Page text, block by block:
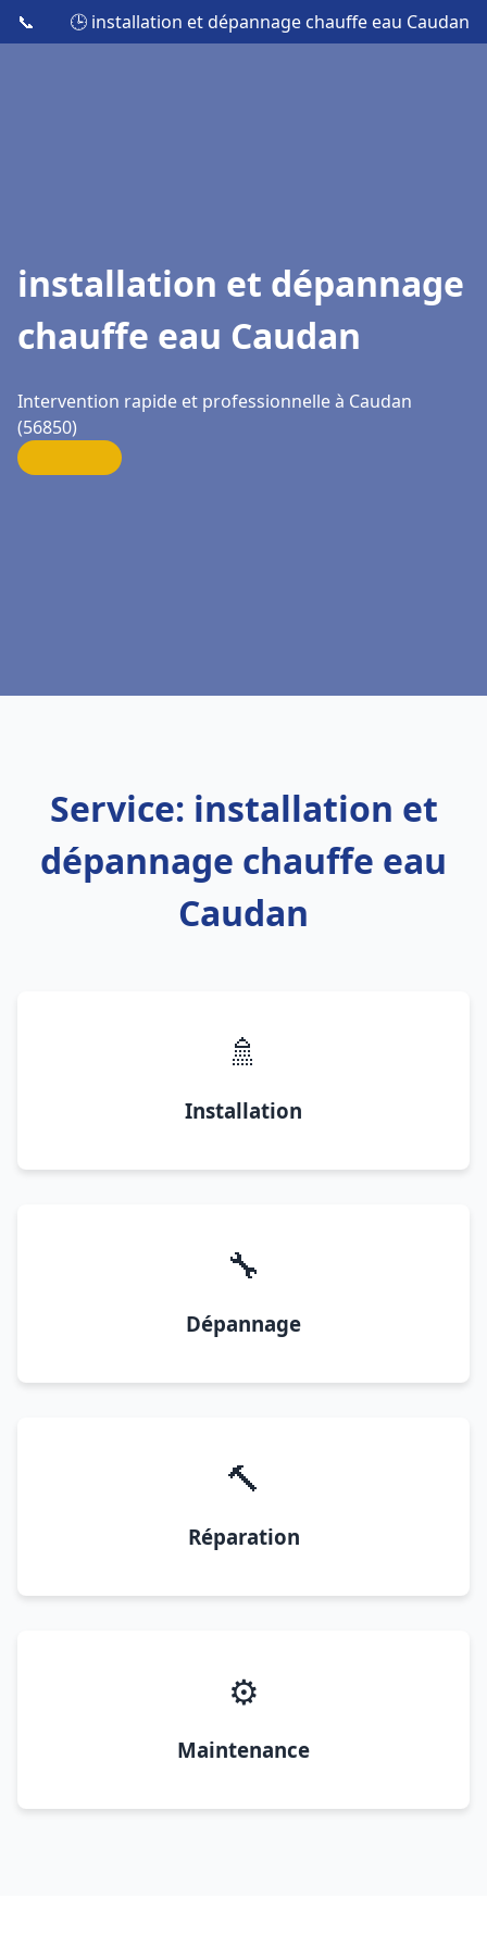
📞 🕒 installation et dépannage chauffe eau Caudan
installation et dépannage
chauffe eau Caudan
Intervention rapide et professionnelle à Caudan
(56850)
Service: installation et
dépannage chauffe eau
Caudan
🚿
Installation
🔧
Dépannage
🔨
Réparation
⚙️
Maintenance